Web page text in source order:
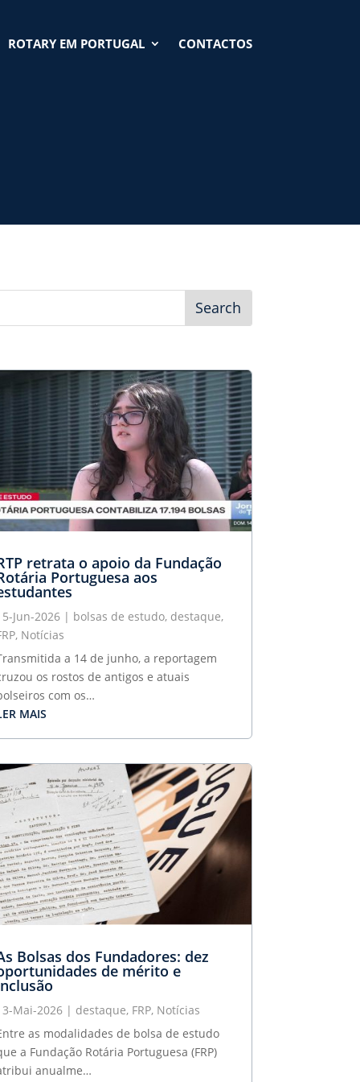
ROTARY EM PORTUGAL CONTACTOS
retrata o apoio da Fundação
Portuguesa aos
Jun-2026 | bolsas de estudo, destaque,
, Notícias
a 14 de junho, a reportagem
os rostos de antigos e atuais
com os…
Bolsas dos Fundadores: dez
de mérito e
Mai-2026 | destaque, FRP, Notícias
as modalidades de bolsa de estudo
a Fundação Rotária Portuguesa (FRP)
anualme…